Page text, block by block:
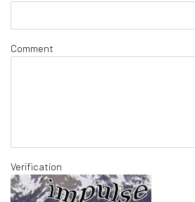
Comment
Verification